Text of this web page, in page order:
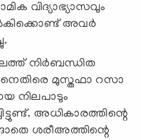
വിദ്യാഭ്യാസവും
അവർ
നിർബന്ധിത
മുസ്തഫാ റസാ
നിലപാടും
അധികാരത്തിന്റെ
ശരീഅത്തിന്റെ